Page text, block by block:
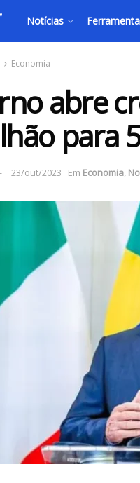
Notícias
Economia
abre
para
23/out/2023 Em Economia,